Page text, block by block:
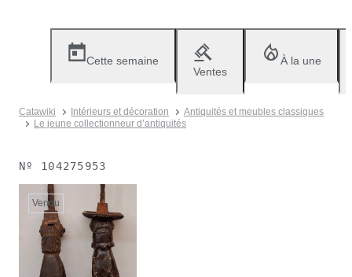
Cette semaine
Ventes
À la une
Catawiki Intérieurs et décoration
Antiquités et meubles classiques
Le jeune collectionneur d’antiquités
Nº 104275953
Vendu